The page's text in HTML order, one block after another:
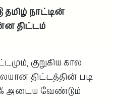
தமிழ் நாட்டின்
திட்டம்
குறுகிய கால
திட்டத்தின் படி
அடைய வேண்டும்